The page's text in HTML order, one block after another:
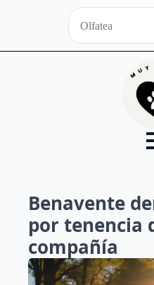
Benavente
por tenencia
compañía